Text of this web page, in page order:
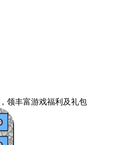
，领丰富游戏福利 及礼包